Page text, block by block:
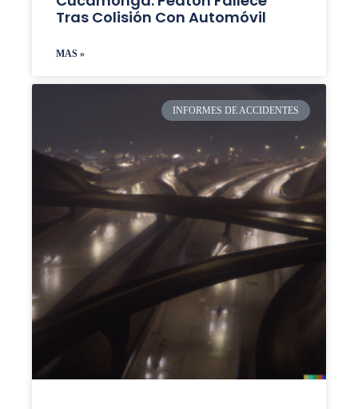
Tras Colisión Con Automóvil
MAS »
INFORMES DE ACCIDENTES